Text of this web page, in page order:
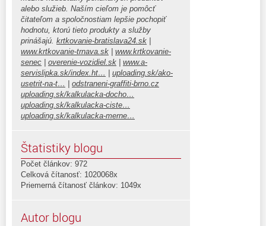
alebo služieb. Naším cieľom je pomôcť
čitateľom a spoločnostiam lepšie pochopiť
hodnotu, ktorú tieto produkty a služby
prinášajú. krtkovanie-bratislava24.sk |
www.krtkovanie-trnava.sk | www.krtkovanie-
senec | overenie-vozidiel.sk | www.a-
servislipka.sk/index.ht… | uploading.sk/ako-
usetrit-na-t… | odstraneni-graffiti-brno.cz
uploading.sk/kalkulacka-docho…
uploading.sk/kalkulacka-ciste…
uploading.sk/kalkulacka-merne…
Štatistiky blogu
Počet článkov: 972
Celková čítanosť: 1020068x
Priemerná čítanosť článkov: 1049x
Autor blogu